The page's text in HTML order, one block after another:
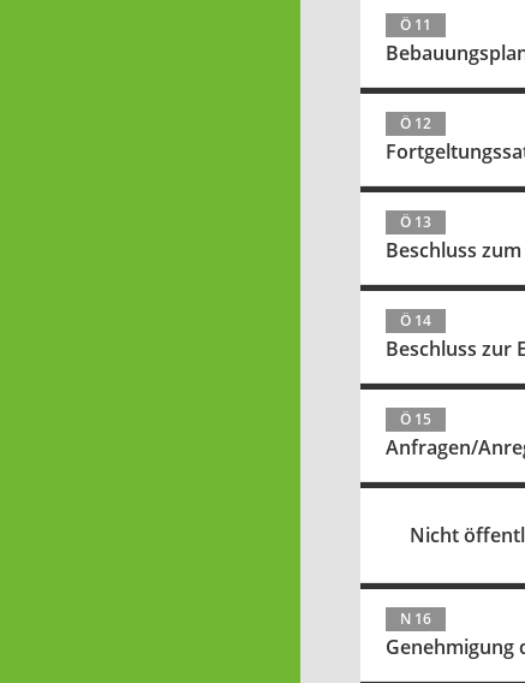
Ö 11
Ö 12
Ö 13
Beschluss
Ö 14
Beschluss zur
Ö 15
Anfragen/
Nicht
N 16
Genehmigung